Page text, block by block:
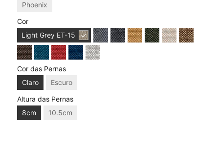
Phoenix
Cor
Light Grey ET-15
Cor das Pernas
Claro
Escuro
Altura das Pernas
8cm
10.5cm